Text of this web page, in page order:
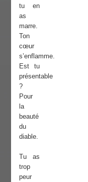
tu en
as
marre.
Ton
cœur
s’enflamme.
Est tu
présentable
?
Pour
la
beauté
du
diable.
Tu as
trop
peur